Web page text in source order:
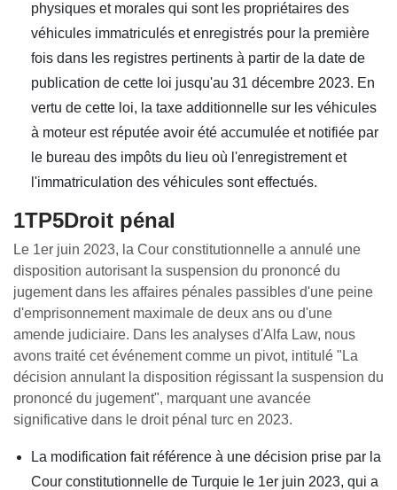
physiques et morales qui sont les propriétaires des
véhicules immatriculés et enregistrés pour la première
fois dans les registres pertinents à partir de la date de
publication de cette loi jusqu'au 31 décembre 2023. En
vertu de cette loi, la taxe additionnelle sur les véhicules
à moteur est réputée avoir été accumulée et notifiée par
le bureau des impôts du lieu où l'enregistrement et
l'immatriculation des véhicules sont effectués.
1TP5Droit pénal
Le 1er juin 2023, la Cour constitutionnelle a annulé une
disposition autorisant la suspension du prononcé du
jugement dans les affaires pénales passibles d'une peine
d'emprisonnement maximale de deux ans ou d'une
amende judiciaire. Dans les analyses d'Alfa Law, nous
avons traité cet événement comme un pivot, intitulé "La
décision annulant la disposition régissant la suspension du
prononcé du jugement", marquant une avancée
significative dans le droit pénal turc en 2023.
La modification fait référence à une décision prise par la
Cour constitutionnelle de Turquie le 1er juin 2023, qui a